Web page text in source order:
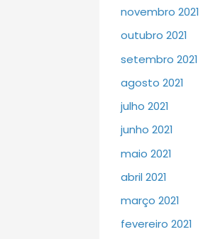
novembro 2021
outubro 2021
setembro 2021
agosto 2021
julho 2021
junho 2021
maio 2021
abril 2021
março 2021
fevereiro 2021